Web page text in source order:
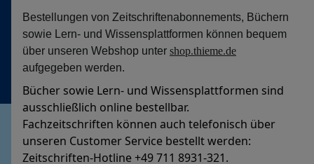
Bestellungen von Zeitschriftenabonnements, Büchern
sowie Lern- und Wissensplattformen können bequem
über unseren Webshop unter shop.thieme.de
aufgegeben werden.
Bücher sowie Lern- und Wissensplattformen sind
ausschließlich online bestellbar.
Fachzeitschriften können auch telefonisch über
unseren Customer Service bestellt werden:
Zeitschriften-Hotline +49 711 8931-321.